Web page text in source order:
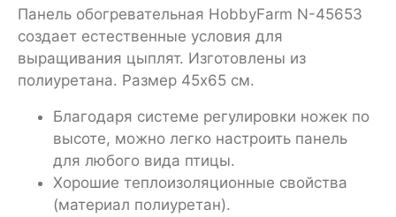
Панель обогревательная HobbyFarm N-45653
создает естественные условия для
выращивания цыплят. Изготовлены из
полиуретана. Размер 45х65 см.
Благодаря системе регулировки ножек по
высоте, можно легко настроить панель
для любого вида птицы.
Хорошие теплоизоляционные свойства
(материал полиуретан).